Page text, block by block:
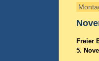
Freier
5.